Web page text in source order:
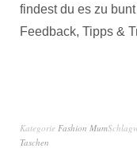
findest du es zu
Feedback, Tipps &
Kategorie Fashion Mum
Taschen